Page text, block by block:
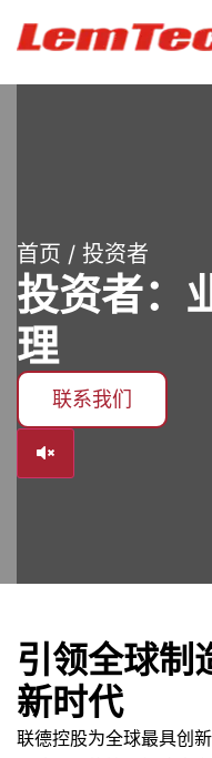
首页 / 投资者
投资者：
理
联系我们
引领全球制
新时代
联德控股为全球最具创